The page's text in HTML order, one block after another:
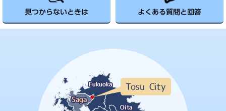
見つからないときは よくある質問と回答